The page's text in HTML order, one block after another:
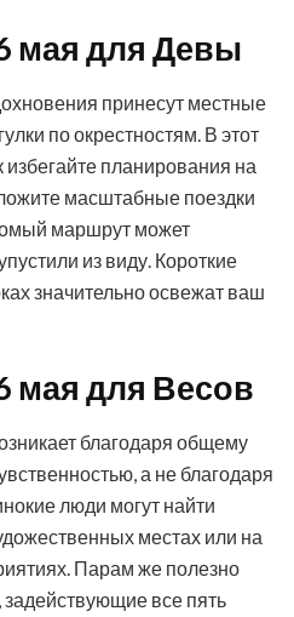
мая для Девы
принесут местные
по окрестностям. В этот
планирования на
масштабные поездки
маршрут может
из виду. Короткие
значительно освежат ваш
мая для Весов
благодаря общему
а не благодаря
люди могут найти
местах или на
Парам же полезно
все пять